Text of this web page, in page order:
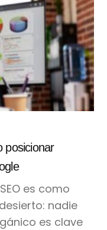
posicionar
es como
nadie
es clave